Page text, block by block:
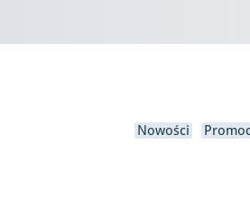
Nowości
Zaloguj